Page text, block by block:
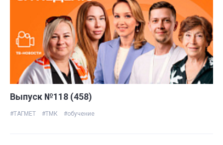
Выпуск №118 (458)
#ТАГМЕТ #ТМК #обучение